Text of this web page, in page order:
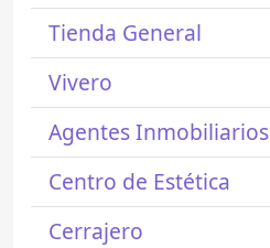
Tienda General
Vivero
Agentes Inmobiliarios
Centro de Estética
Cerrajero